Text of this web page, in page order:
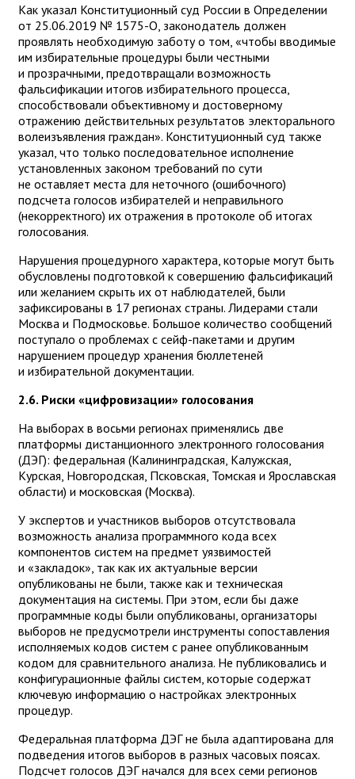
Как указал Конституционный суд России в Определении
от 25.06.2019 № 1575-О, законодатель должен
проявлять необходимую заботу о том, «чтобы вводимые
им избирательные процедуры были честными
и прозрачными, предотвращали возможность
фальсификации итогов избирательного процесса,
способствовали объективному и достоверному
отражению действительных результатов электорального
волеизъявления граждан». Конституционный суд также
указал, что только последовательное исполнение
установленных законом требований по сути
не оставляет места для неточного (ошибочного)
подсчета голосов избирателей и неправильного
(некорректного) их отражения в протоколе об итогах
голосования.
Нарушения процедурного характера, которые могут быть
обусловлены подготовкой к совершению фальсификаций
или желанием скрыть их от наблюдателей, были
зафиксированы в 17 регионах страны. Лидерами стали
Москва и Подмосковье. Большое количество сообщений
поступало о проблемах с сейф-пакетами и другим
нарушением процедур хранения бюллетеней
и избирательной документации.
2.6. Риски «цифровизации» голосования
На выборах в восьми регионах применялись две
платформы дистанционного электронного голосования
(ДЭГ): федеральная (Калининградская, Калужская,
Курская, Новгородская, Псковская, Томская и Ярославская
области) и московская (Москва).
У экспертов и участников выборов отсутствовала
возможность анализа программного кода всех
компонентов систем на предмет уязвимостей
и «закладок», так как их актуальные версии
опубликованы не были, также как и техническая
документация на системы. При этом, если бы даже
программные коды были опубликованы, организаторы
выборов не предусмотрели инструменты сопоставления
исполняемых кодов систем с ранее опубликованным
кодом для сравнительного анализа. Не публиковались и
конфигурационные файлы систем, которые содержат
ключевую информацию о настройках электронных
процедур.
Федеральная платформа ДЭГ не была адаптирована для
подведения итогов выборов в разных часовых поясах.
Подсчет голосов ДЭГ начался для всех семи регионов